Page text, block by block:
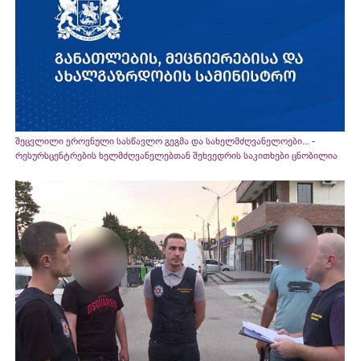
შეცვლილი ეროვნული სასწავლო გეგმა და სახელმძღვანელოები... -
რესურსცენტრების ხელმძღვანელებთან შეხვედრის საკითხები ცნობილია